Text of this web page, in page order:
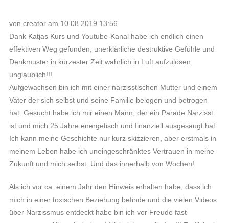
von creator am 10.08.2019 13:56
Dank Katjas Kurs und Youtube-Kanal habe ich endlich einen
effektiven Weg gefunden, unerklärliche destruktive Gefühle und
Denkmuster in kürzester Zeit wahrlich in Luft aufzulösen.
unglaublich!!!
Aufgewachsen bin ich mit einer narzisstischen Mutter und einem
Vater der sich selbst und seine Familie belogen und betrogen
hat. Gesucht habe ich mir einen Mann, der ein Parade Narzisst
ist und mich 25 Jahre energetisch und finanziell ausgesaugt hat.
Ich kann meine Geschichte nur kurz skizzieren, aber erstmals in
meinem Leben habe ich uneingeschränktes Vertrauen in meine
Zukunft und mich selbst. Und das innerhalb von Wochen!
Als ich vor ca. einem Jahr den Hinweis erhalten habe, dass ich
mich in einer toxischen Beziehung befinde und die vielen Videos
über Narzissmus entdeckt habe bin ich vor Freude fast